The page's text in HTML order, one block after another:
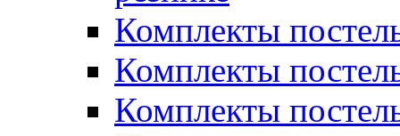
Комплекты
Комплекты
Комплекты